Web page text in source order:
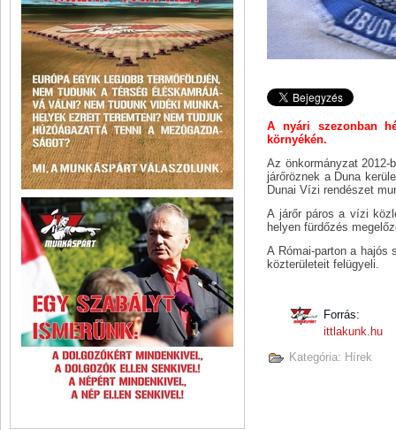
A nyári szezonban
környékén.
Az önkormányzat 2012-
járőröznek a Duna
Dunai Vízi rendészet
A járőr páros a vízi
helyen fürdőzés
A Római-parton a hajós
közterületeit felügyeli.
Forrás:
ittlakunk.hu
Kategória: Hírek